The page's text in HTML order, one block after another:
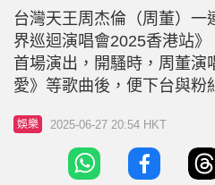
台灣天王周杰倫（周董）一
界巡迴演唱會2025香港站
首場演出，開騷時，周董演
愛》等歌曲後，便下台與粉
熾熱；場內更設有導航機
友，除了自彈自唱外，其中
特色，在台上邊彈結他邊唱
的《稻香》。此外，演唱會
娛樂 2025-06-27 20:54 HKT